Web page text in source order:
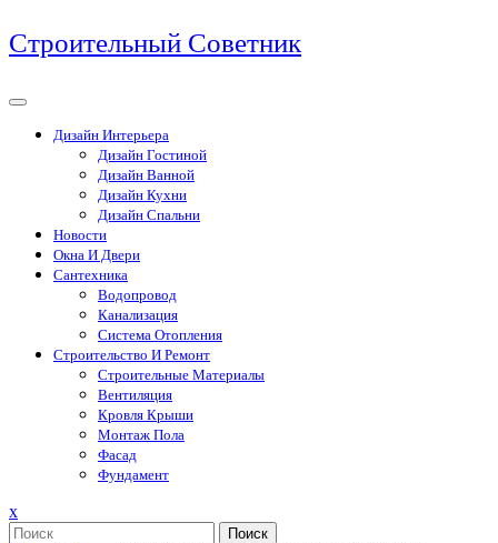
Перейти
к
Строительный Советник
Дизайн Интерьера
Дизайн Гостиной
Дизайн Ванной
Дизайн Кухни
Дизайн Спальни
Новости
Окна И Двери
Сантехника
Водопровод
Канализация
Система Отопления
Строительство И Ремонт
Строительные Материалы
Вентиляция
Кровля Крыши
Монтаж Пола
Фасад
Фундамент
xЗакрыть
меню
Поиск